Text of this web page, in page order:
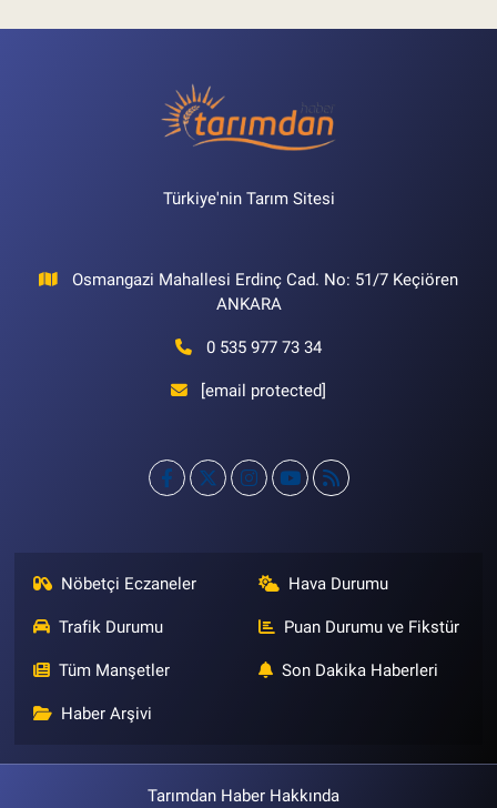
Türkiye'nin Tarım Sitesi
Osmangazi Mahallesi Erdinç Cad. No: 51/7 Keçiören
ANKARA
0 535 977 73 34
[email protected]
Nöbetçi Eczaneler Hava Durumu
Trafik Durumu Puan Durumu ve Fikstür
Tüm Manşetler Son Dakika Haberleri
Haber Arşivi
Tarımdan Haber Hakkında